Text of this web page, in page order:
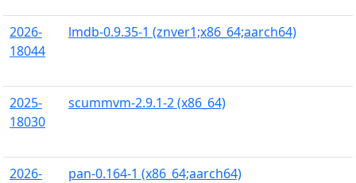
2026-
18044
lmdb-0.9.35-1 (znver1;x86_64;aarch64)
2025-
18030
scummvm-2.9.1-2 (x86_64)
2026-
pan-0.164-1 (x86_64;aarch64)